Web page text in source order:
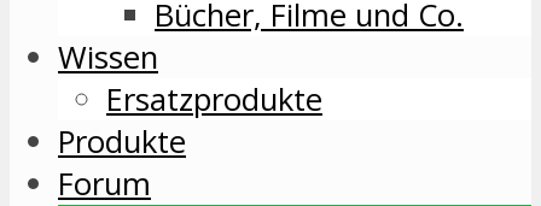
Bücher, Filme und Co.
Wissen
Ersatzprodukte
Produkte
Forum